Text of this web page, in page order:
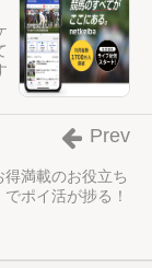
満載のお役立ち
ポイ活が捗る！
Prev